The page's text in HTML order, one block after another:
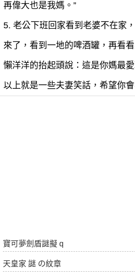
再偉大也是我媽。”
5. 老公下班回家看到老婆不在家
來了，看到一地的啤酒罐，再看
懶洋洋的抬起頭說：這是你媽最
以上就是一些夫妻笑話，希望你
寶可夢劍盾謎擬 q
天皇家 謎 の紋章